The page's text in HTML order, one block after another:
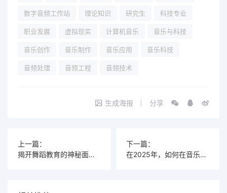
数字音频工作站 理论知识 研究生 科技专业
职业发展 虚拟现实 计算机音乐 音乐与科技
音乐创作 音乐制作 音乐应用 音乐科技
音频处理 音频工程 音频技术
生成海报 分享
上一篇：
揭开舞蹈教育的神秘面纱，这个学科究竟属于哪个系？
下一篇：
在2025年，如何在音乐与科技结合的专业中脱颖而出，成为行业专家？